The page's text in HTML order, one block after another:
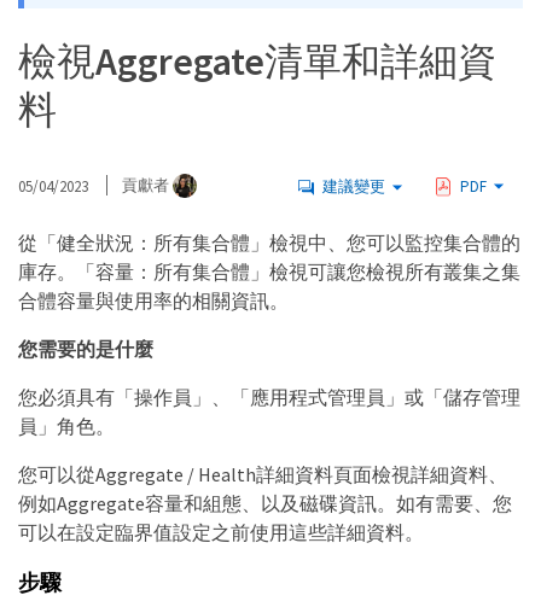
檢視Aggregate清單和詳細資
料
05/04/2023 貢獻者 建議變更 PDF
從「健全狀況：所有集合體」檢視中、您可以監控集合體的
庫存。「容量：所有集合體」檢視可讓您檢視所有叢集之集
合體容量與使用率的相關資訊。
您需要的是什麼
您必須具有「操作員」、「應用程式管理員」或「儲存管理
員」角色。
您可以從Aggregate / Health詳細資料頁面檢視詳細資料、
例如Aggregate容量和組態、以及磁碟資訊。如有需要、您
可以在設定臨界值設定之前使用這些詳細資料。
步驟